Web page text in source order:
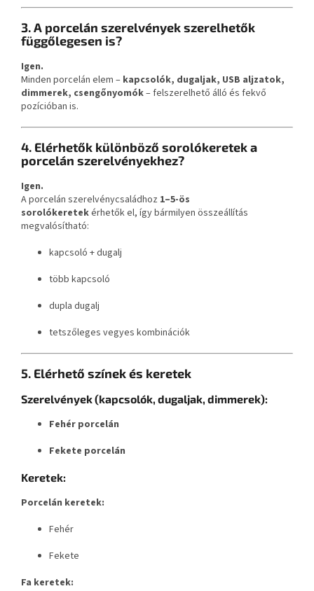
3. A porcelán szerelvények szerelhetők
függőlegesen is?
Igen.
Minden porcelán elem – kapcsolók, dugaljak, USB aljzatok,
dimmerek, csengőnyomók– felszerelhető álló és fekvő
pozícióban is.
4. Elérhetők különböző sorolókeretek a
porcelán szerelvényekhez?
Igen.
A porcelán szerelvénycsaládhoz 1–5-ös
sorolókeretekérhetők el, így bármilyen összeállítás
megvalósítható:
kapcsoló + dugalj
több kapcsoló
dupla dugalj
tetszőleges vegyes kombinációk
5. Elérhető színek és keretek
Szerelvények (kapcsolók, dugaljak, dimmerek):
Fehér porcelán
Fekete porcelán
Keretek:
Porcelán keretek:
Fehér
Fekete
Fa keretek: